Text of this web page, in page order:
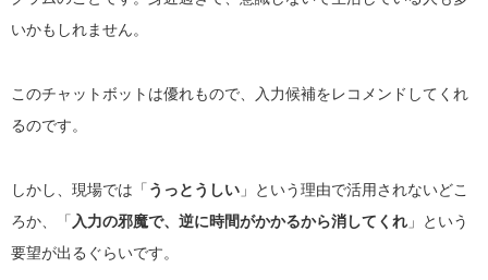
いかもしれません。
このチャットボットは優れもので、入力候補をレコメンドしてくれ
るのです。
しかし、現場では「 うっとうしい 」という理由で活用されないどこ
ろか、「 入力の邪魔で、逆に時間がかかるから消してくれ 」という
要望が出るぐらいです。